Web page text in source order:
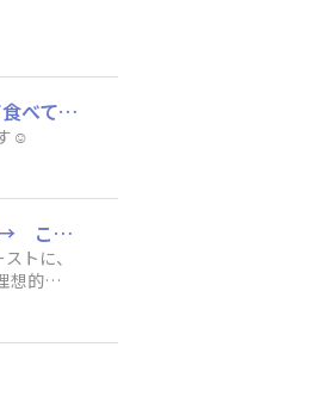
やってみたい梅だれの食べ方は麺類や肉料理に使うことです。冷やしうどんにトッピングしたり蒸し鶏にかけたりして食べてみたいです☺️
☺️
梅と聞くと…酸っぱい！ということではちみつを用意してお待ちしてみます（笑）やってみたい梅だれの食べ方その1→ こんがりトーストに、はちみつを！→ そして 梅ダ！ 商品をおそらく トーストとはちみつ の相性もワルくないしトーストの上にチーズを御用意できるなら理想的なんだけどな…チーズの値段上がってるし、、そこまでできるかな…その2簡易的な味噌汁の中に！梅ダ！商品 を！投入！！！味噌汁に溶ければ…いつも 梅干しに挑む時のあの緊張感、クエン酸に立ち向かう、ドキドキ感もまろやかになるんじゃないかな！？※ 今この瞬間に思いつくのは、ここまでかなー。
トに、
想的な
れ
つくの